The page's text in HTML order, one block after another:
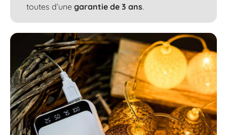
toutes d’une garantie de 3 ans.